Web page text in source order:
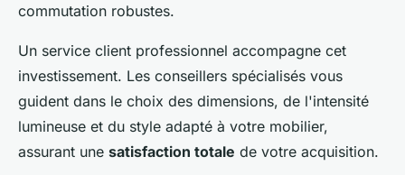
commutation robustes.
Un service client professionnel accompagne cet
investissement. Les conseillers spécialisés vous
guident dans le choix des dimensions, de l'intensité
lumineuse et du style adapté à votre mobilier,
assurant une satisfaction totale de votre acquisition.